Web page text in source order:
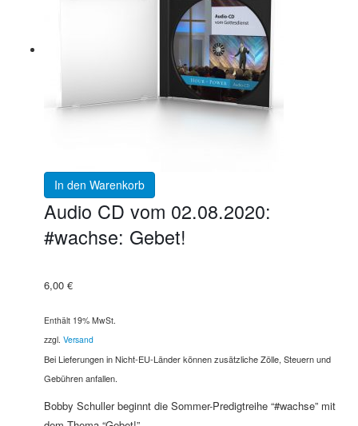
In den Warenkorb
Audio CD vom 02.08.2020:
#wachse: Gebet!
6,00 €
Enthält 19% MwSt.
zzgl. Versand
Bei Lieferungen in Nicht-EU-Länder können zusätzliche Zölle, Steuern und
Gebühren anfallen.
Bobby Schuller beginnt die Sommer-Predigtreihe “#wachse” mit